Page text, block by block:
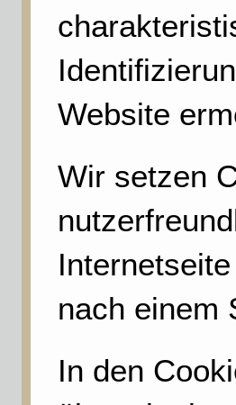
Website
Wir setzen
nach einem
In den